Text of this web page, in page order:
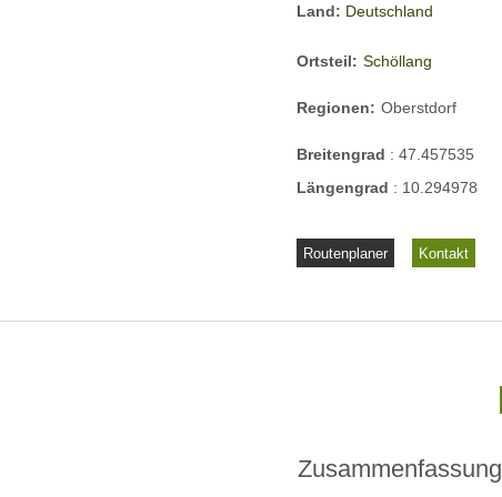
Land: Deutschland
Ortsteil: Schöllang
Regionen: Oberstdorf
Breitengrad :47.457535
Längengrad : 10.294978
Routenplaner Kontakt
Zusammenfassung